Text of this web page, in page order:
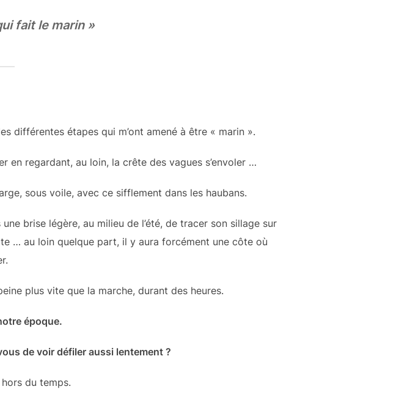
fait le marin »
différentes étapes qui m’ont amené à être « marin ».
en regardant, au loin, la crête des vagues s’envoler …
sous voile, avec ce sifflement dans les haubans.
brise légère, au milieu de l’été, de tracer son sillage sur
… au loin quelque part, il y aura forcément une côte où
plus vite que la marche, durant des heures.
époque.
de voir défiler aussi lentement ?
du temps.